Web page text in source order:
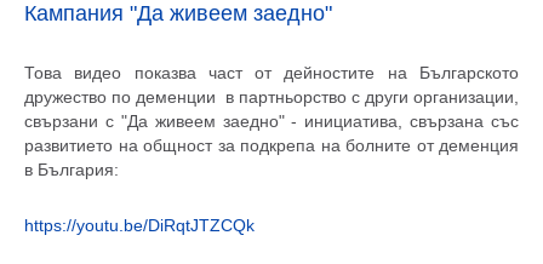
Кампания "Да живеем заедно"
Това видео показва част от дейностите на Българското
дружество по деменции в партньорство с други организации,
свързани с "Да живеем заедно" - инициатива, свързана със
развитието на общност за подкрепа на болните от деменция
в България:
https://youtu.be/DiRqtJTZCQk